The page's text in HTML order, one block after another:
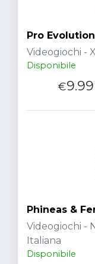
Pro
Videogiochi -
Disponibile
€9.99
Phineas &
Videogiochi -
Italiana
Disponibile